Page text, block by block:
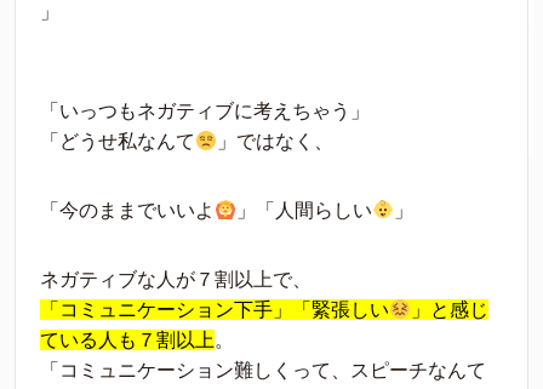
」
「いっつもネガティブに考えちゃう」
「どうせ私なんて
」ではなく、
「今のままでいいよ 」「人間らしい 」
ネガティブな人が７割以上で、
「コミュニケーション下手」「緊張しい
」と感じ
ている人も７割以上 。
「コミュニケーション難しくって、スピーチなんて